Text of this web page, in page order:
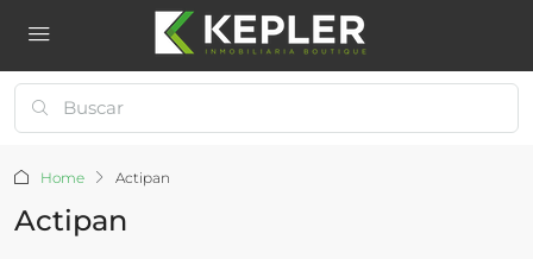
Home Actipan
Actipan